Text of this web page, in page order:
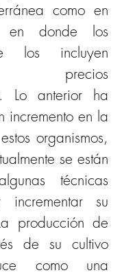
como en
en donde los
los incluyen
precios
Lo anterior ha
incremento en la
organismos,
se están
técnicas
incrementar su
producción de
de su cultivo
como una